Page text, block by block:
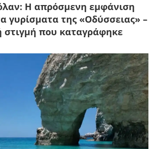
Η απρόσμενη εμφάνιση
γυρίσματα της «Οδύσσειας» –
στιγμή που καταγράφηκε